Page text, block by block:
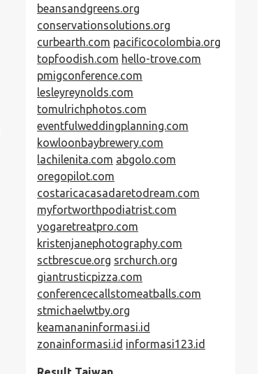
beansandgreens.org
conservationsolutions.org
curbearth.com pacificocolombia.org
topfoodish.com hello-trove.com
pmigconference.com
lesleyreynolds.com
tomulrichphotos.com
eventfulweddingplanning.com
kowloonbaybrewery.com
lachilenita.com abgolo.com
oregopilot.com
costaricacasadaretodream.com
myfortworthpodiatrist.com
yogaretreatpro.com
kristenjanephotography.com
sctbrescue.org srchurch.org
giantrusticpizza.com
conferencecallstomeatballs.com
stmichaelwtby.org
keamananinformasi.id
zonainformasi.id informasi123.id